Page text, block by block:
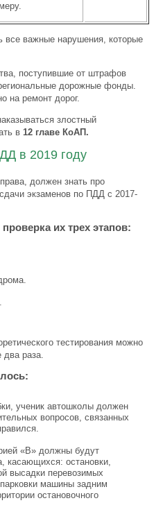
все важные нарушения, которые
поступившие от штрафов
дорожные фонды.
на ремонт дорог.
злостный
в 12 главе КоАП.
в 2019 году
должен знать про
экзаменов по ПДД с 2017-
их трех этапов:
тестирования можно
два раза.
ученик автошколы должен
вопросов, связанных
«В» должны будут
касающихся: остановки,
высадки перевозимых
машины задним
остановочного